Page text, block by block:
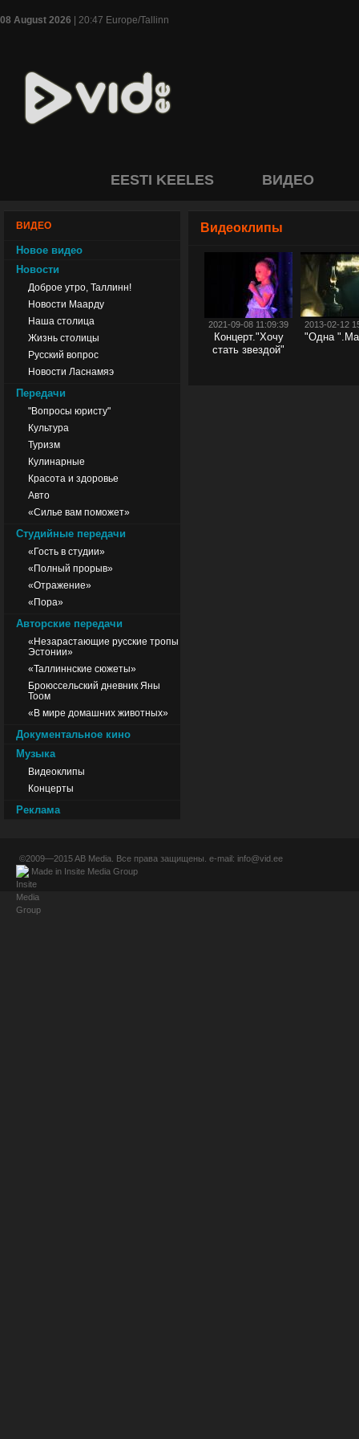
08 August 2026 | 20:47 Europe/Tallinn
EESTI KEELES ВИДЕО
ВИДЕО
Новое видео
Новости
Доброе утро, Таллинн!
Новости Маарду
Наша столица
Жизнь столицы
Русский вопрос
Новости Ласнамяэ
Передачи
"Вопросы юристу"
Культура
Туризм
Кулинарные
Красота и здоровье
Авто
«Силье вам поможет»
Студийные передачи
«Гость в студии»
«Полный прорыв»
«Отражение»
«Пора»
Авторские передачи
«Незарастающие русские тропы
Эстонии»
«Таллиннские сюжеты»
Броюссельский дневник Яны
Тоом
«В мире домашних животных»
Документальное кино
Музыка
Видеоклипы
Концерты
Реклама
Видеоклипы
2021-09-08 11:09:39
Концерт."Хочу
стать звездой"
2013-02-12
"Одна
©2009—2015AB Media . Все права защищены. e-mail: info@vid.ee
Made in Insite Media Group